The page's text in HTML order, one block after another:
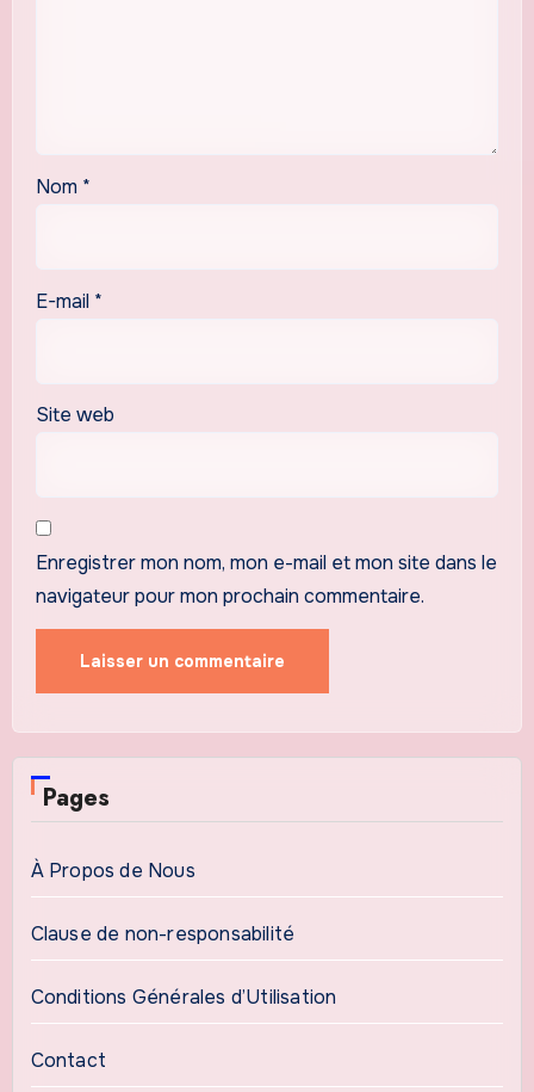
Nom *
E-mail *
Site web
Enregistrer mon nom, mon e-mail et mon site dans le
navigateur pour mon prochain commentaire.
Pages
À Propos de Nous
Clause de non-responsabilité
Conditions Générales d’Utilisation
Contact